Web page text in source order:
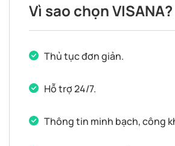
Vì sao chọn VISANA?
Thủ tục đơn giản.
Hỗ trợ 24/7.
Thông tin minh bạch, công